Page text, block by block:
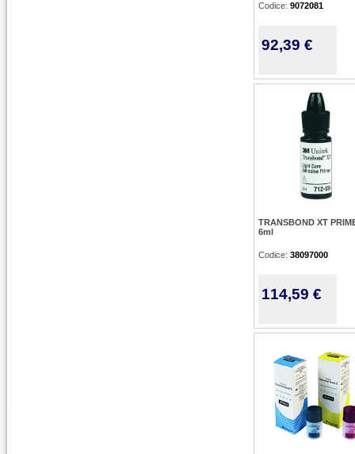
Codice: 9072081
92,39 €
TRANSBOND XT
6ml
Codice: 38097000
114,59 €